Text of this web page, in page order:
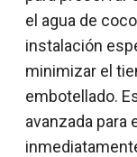
el agua de
instalación
minimizar el
embotellado.
avanzada para